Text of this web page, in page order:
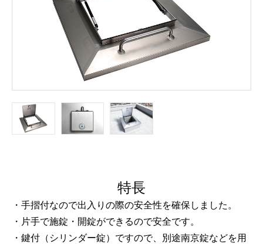
特長
・手摺付なので出入りの際の安全性を確保しました。
・片手で施錠・開錠ができるので安全です。
・鍵付（シリンダー錠）ですので、別途南京錠などを用